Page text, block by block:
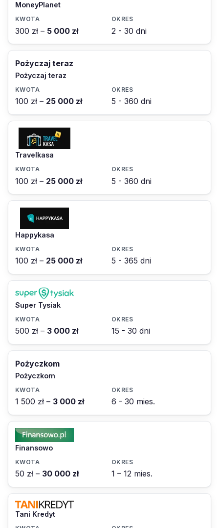
MoneyPlanet
300 zł – 5 000 zł 2 - 30 dni
Pożyczaj teraz
Pożyczaj teraz
100 zł – 25 000 zł 5 - 360 dni
Travelkasa
100 zł – 25 000 zł 5 - 360 dni
Happykasa
100 zł – 25 000 zł 5 - 365 dni
Super Tysiak
500 zł – 3 000 zł 15 - 30 dni
Pożyczkom
Pożyczkom
1 500 zł – 3 000 zł 6 - 30 mies.
Finansowo
50 zł – 30 000 zł 1 – 12 mies.
Tani Kredyt